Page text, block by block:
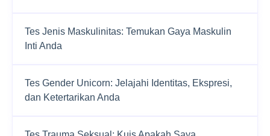
Tes Jenis Maskulinitas: Temukan Gaya Maskulin
Inti Anda
Tes Gender Unicorn: Jelajahi Identitas, Ekspresi,
dan Ketertarikan Anda